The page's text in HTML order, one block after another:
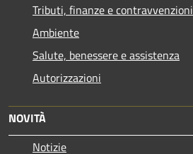
Tributi, finanze e contravvenzioni
Ambiente
Salute, benessere e assistenza
Autorizzazioni
NOVITÀ
Notizie